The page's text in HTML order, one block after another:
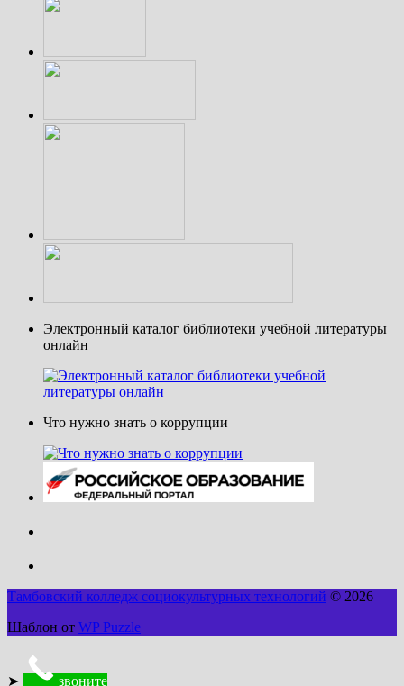
Электронный каталог библиотеки учебной литературы
онлайн
Что нужно знать о коррупции
Тамбовский колледж социокультурных технологий © 2026
Шаблон от WP Puzzle
➤ звоните